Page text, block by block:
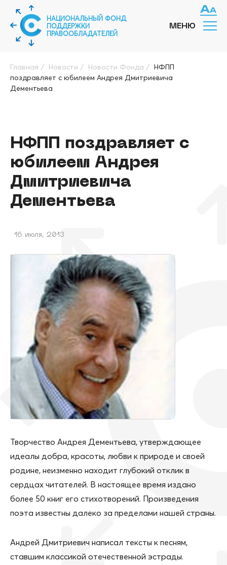
НАЦИОНАЛЬНЫЙ ФОНД
ПОДДЕРЖКИ
ПРАВООБЛАДАТЕЛЕЙ
МЕНЮ
Главная / Новости / Новости Фонда / НФПП
поздравляет с юбилеем Андрея Дмитриевича
Дементьева
НФПП поздравляет с
юбилеем Андрея
Дмитриевича
Дементьева
16 июля, 2013
Творчество Андрея Дементьева, утверждающее
идеалы добра, красоты, любви к природе и своей
родине, неизменно находит глубокий отклик в
сердцах читателей. В настоящее время издано
более 50 книг его стихотворений. Произведения
поэта известны далеко за пределами нашей страны.
Андрей Дмитриевич написал тексты к песням,
ставшим классикой отечественной эстрады.